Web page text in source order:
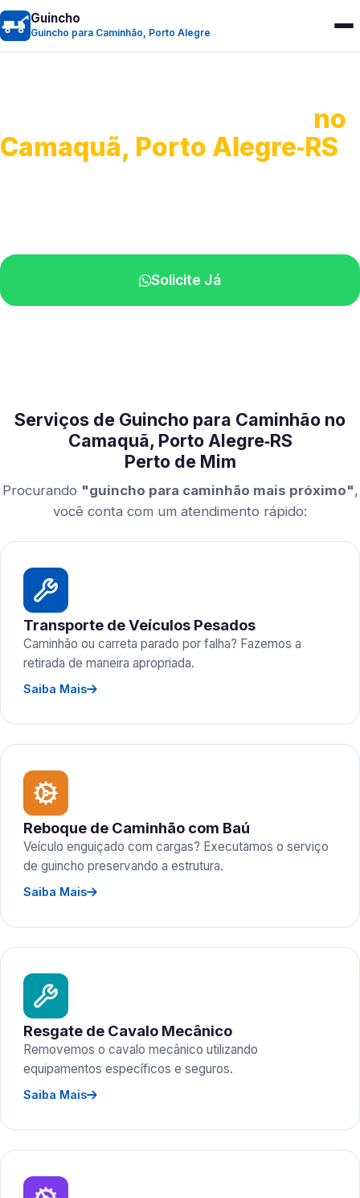
Guincho
Guincho para Caminhão, Porto Alegre
no
Camaquã, Porto Alegre‑RS
Solicite Já
Serviços de Guincho para Caminhão no
Camaquã, Porto Alegre‑RS
Perto de Mim
Procurando "guincho para caminhão mais próximo",
você conta com um atendimento rápido:
Transporte de Veículos Pesados
Caminhão ou carreta parado por falha? Fazemos a
retirada de maneira apropriada.
Saiba Mais
Reboque de Caminhão com Baú
Veículo enguiçado com cargas? Executamos o serviço
de guincho preservando a estrutura.
Saiba Mais
Resgate de Cavalo Mecânico
Removemos o cavalo mecânico utilizando
equipamentos específicos e seguros.
Saiba Mais